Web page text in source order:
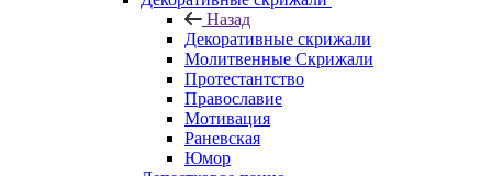
Назад
Декоративные скрижали
Молитвенные Скрижали
Протестантство
Православие
Мотивация
Раневская
Юмор